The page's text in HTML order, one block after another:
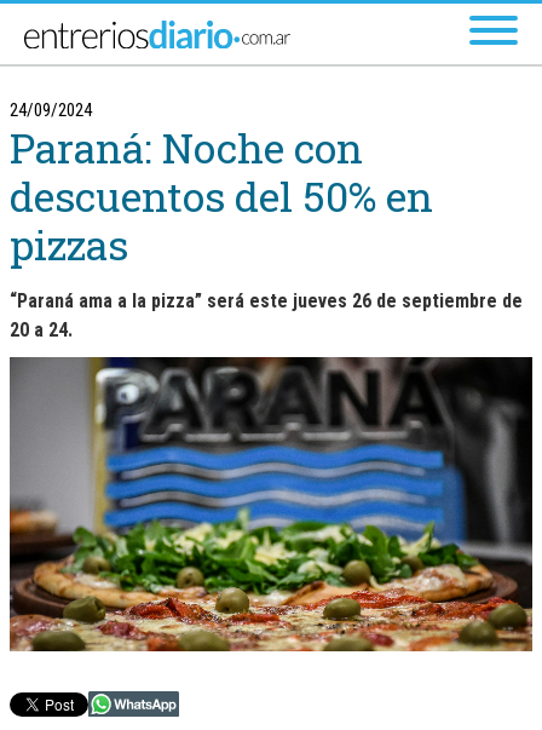
24/09/2024
Paraná: Noche con
descuentos del 50% en
pizzas
“Paraná ama a la pizza” será este jueves 26 de septiembre de
20 a 24.